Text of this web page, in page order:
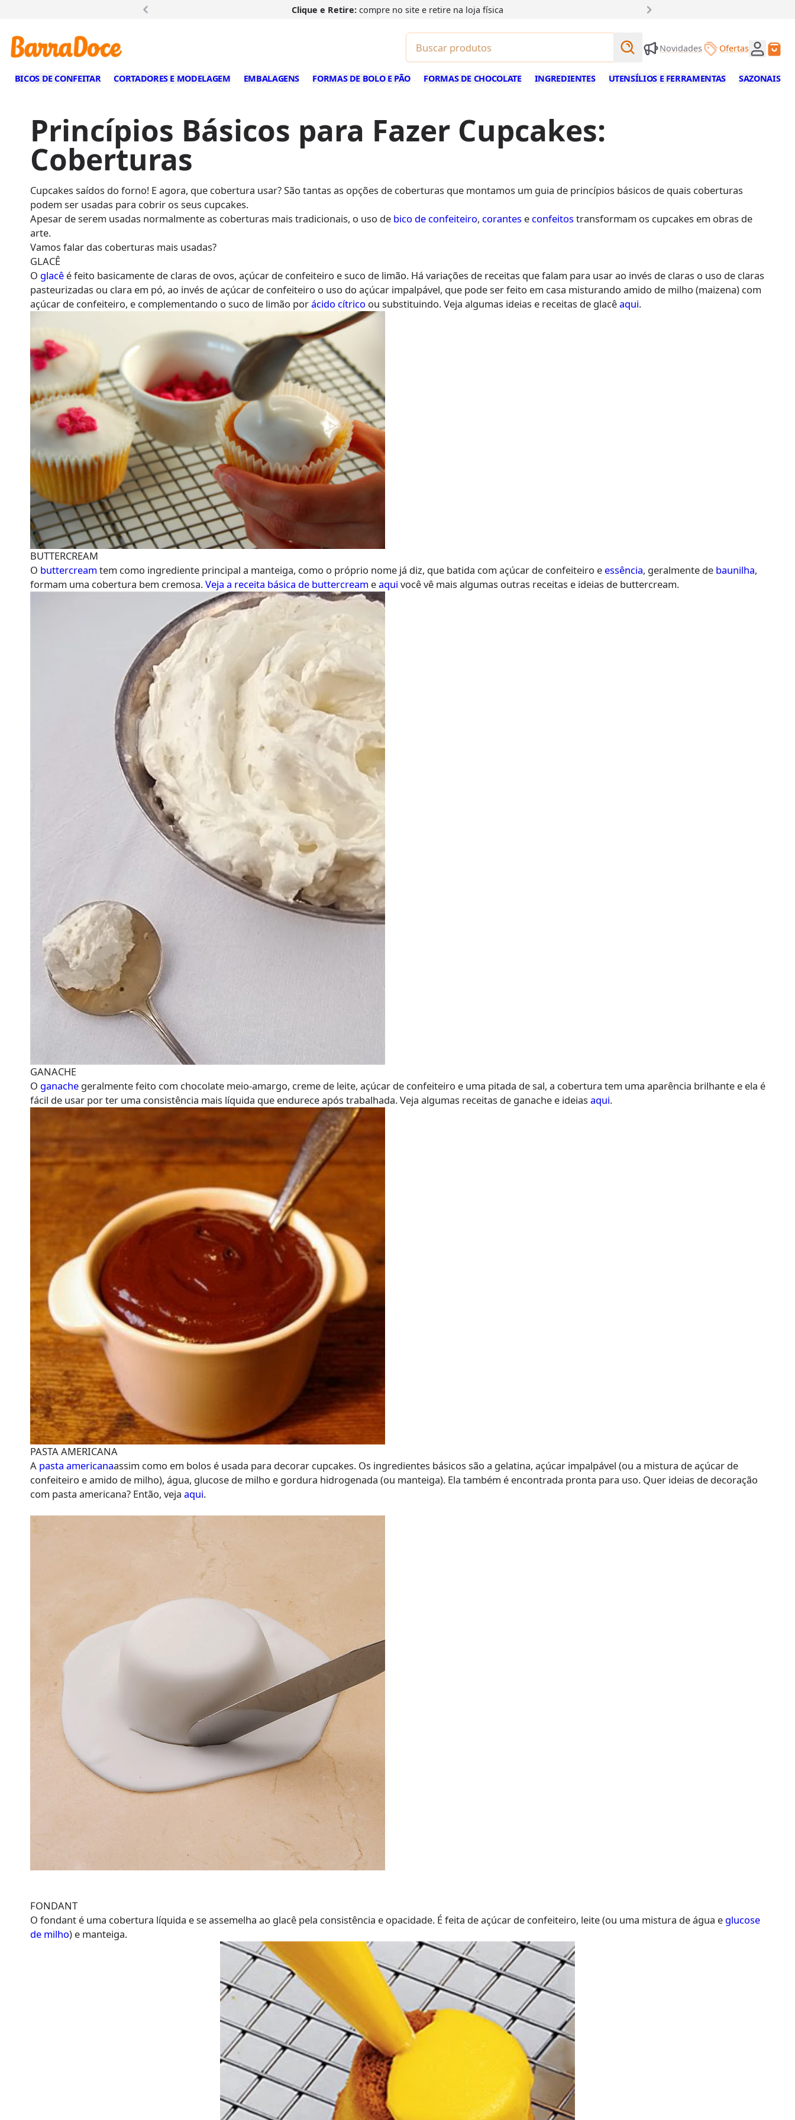
Frete fixoougrátispara todo o Brasil. Confiracondiçõesno carrinho!
Buscar produtos
Buscar
Novidades Ofertas
BICOS DE CONFEITAR CORTADORES E MODELAGEM EMBALAGENS FORMAS DE BOLO E PÃO FORMAS DE CHOCOLATE INGREDIENTES UTENSÍLIOS E FERRAMENTAS SAZONAIS
Princípios Básicos para Fazer Cupcakes:
Coberturas
Cupcakes saídos do forno! E agora, que cobertura usar? São tantas as opções de coberturas que montamos um guia de princípios básicos de quais coberturas
podem ser usadas para cobrir os seus cupcakes.
Apesar de serem usadas normalmente as coberturas mais tradicionais, o uso de bico de confeiteiro, corantese confeitostransformam os cupcakes em obras de
arte.
Vamos falar das coberturas mais usadas?
GLACÊ
O glacêé feito basicamente de claras de ovos, açúcar de confeiteiro e suco de limão. Há variações de receitas que falam para usar ao invés de claras o uso de claras
pasteurizadas ou clara em pó, ao invés de açúcar de confeiteiro o uso do açúcar impalpável, que pode ser feito em casa misturando amido de milho (maizena) com
açúcar de confeiteiro, e complementando o suco de limão porácido cítrico ou substituindo. Veja algumas ideias e receitas de glacêaqui.
BUTTERCREAM
O buttercream tem como ingrediente principal a manteiga, como o próprio nome já diz, que batida com açúcar de confeiteiro e essência, geralmente de baunilha,
formam uma cobertura bem cremosa.Veja a receita básica de buttercream eaqui você vê mais algumas outras receitas e ideias de buttercream.
GANACHE
O ganachegeralmente feito com chocolate meio-amargo, creme de leite, açúcar de confeiteiro e uma pitada de sal, a cobertura tem uma aparência brilhante e ela é
fácil de usar por ter uma consistência mais líquida que endurece após trabalhada. Veja algumas receitas de ganache e ideiasaqui.
PASTA AMERICANA
A pasta americanaassim como em bolos é usada para decorar cupcakes. Os ingredientes básicos são a gelatina, açúcar impalpável (ou a mistura de açúcar de
confeiteiro e amido de milho), água, glucose de milho e gordura hidrogenada (ou manteiga). Ela também é encontrada pronta para uso. Quer ideias de decoração
com pasta americana? Então, veja aqui.
FONDANT
O fondant é uma cobertura líquida e se assemelha ao glacê pela consistência e opacidade. É feita de açúcar de confeiteiro, leite (ou uma mistura de água e glucose
de milho) e manteiga.